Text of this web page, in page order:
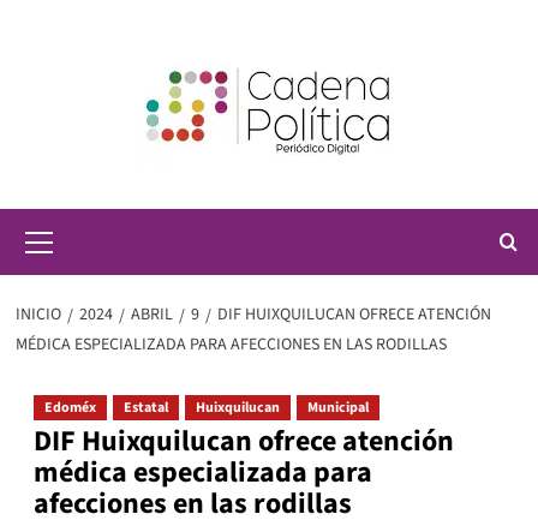
principal
INICIO 2024 ABRIL 9
DIF HUIXQUILUCAN OFRECE ATENCIÓN
MÉDICA ESPECIALIZADA PARA AFECCIONES EN LAS RODILLAS
Edoméx Estatal Huixquilucan Municipal
DIF Huixquilucan ofrece atención
médica especializada para
afecciones en las rodillas